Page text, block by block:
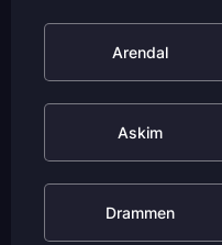
Arendal
Askim
Drammen